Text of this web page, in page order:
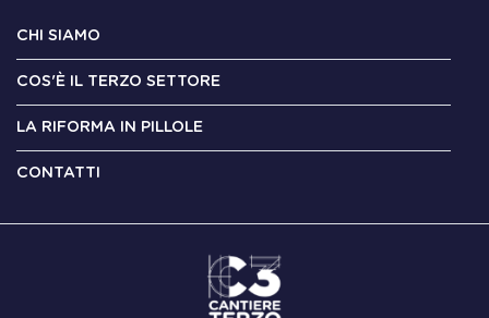
CHI SIAMO
COS'È IL TERZO SETTORE
LA RIFORMA IN PILLOLE
CONTATTI